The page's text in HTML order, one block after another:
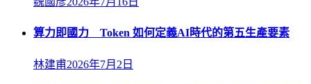
算力即國力 Token 如何定義AI時代的第五生產要素
林建甫2026年7月2日